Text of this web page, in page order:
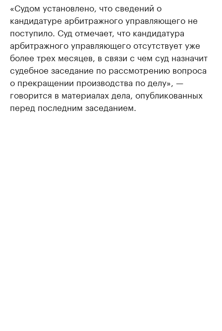
«Судом установлено, что сведений о
кандидатуре арбитражного управляющего не
поступило. Суд отмечает, что кандидатура
арбитражного управляющего отсутствует уже
более трех месяцев, в связи с чем суд назначит
судебное заседание по рассмотрению вопроса
о прекращении производства по делу», —
говорится в материалах дела, опубликованных
перед последним заседанием.